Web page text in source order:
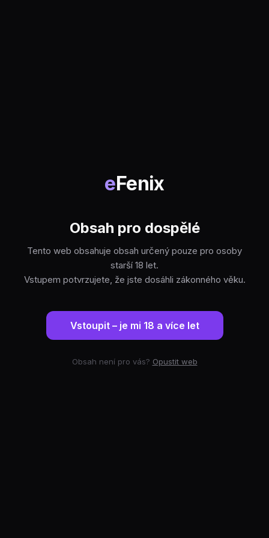
eFenix
Obsah pro dospělé
Tento web obsahuje obsah určený pouze pro osoby
starší 18 let.
Vstupem potvrzujete, že jste dosáhli zákonného věku.
Vstoupit – je mi 18 a více let
Obsah není pro vás? Opustit web